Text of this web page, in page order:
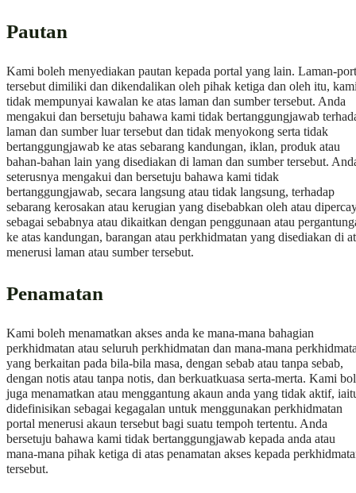
Pautan
Kami boleh menyediakan pautan kepada portal yang lain. Laman-
tersebut dimiliki dan dikendalikan oleh pihak ketiga dan oleh itu,
tidak mempunyai kawalan ke atas laman dan sumber tersebut. Anda
mengakui dan bersetuju bahawa kami tidak bertanggungjawab
laman dan sumber luar tersebut dan tidak menyokong serta tidak
bertanggungjawab ke atas sebarang kandungan, iklan, produk atau
bahan-bahan lain yang disediakan di laman dan sumber tersebut.
seterusnya mengakui dan bersetuju bahawa kami tidak
bertanggungjawab, secara langsung atau tidak langsung, terhadap
sebarang kerosakan atau kerugian yang disebabkan oleh atau
sebagai sebabnya atau dikaitkan dengan penggunaan atau
ke atas kandungan, barangan atau perkhidmatan yang disediakan di
menerusi laman atau sumber tersebut.
Penamatan
Kami boleh menamatkan akses anda ke mana-mana bahagian
perkhidmatan atau seluruh perkhidmatan dan mana-mana
yang berkaitan pada bila-bila masa, dengan sebab atau tanpa sebab,
dengan notis atau tanpa notis, dan berkuatkuasa serta-merta. Kami
juga menamatkan atau menggantung akaun anda yang tidak aktif,
didefinisikan sebagai kegagalan untuk menggunakan perkhidmatan
portal menerusi akaun tersebut bagi suatu tempoh tertentu. Anda
bersetuju bahawa kami tidak bertanggungjawab kepada anda atau
mana-mana pihak ketiga di atas penamatan akses kepada
tersebut.